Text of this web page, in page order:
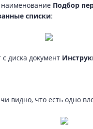
Подбор
списки:
диска документ
видно, что есть одно